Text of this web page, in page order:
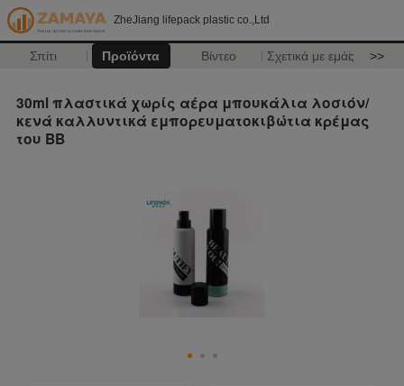
ZheJiang lifepack plastic co.,Ltd
Σπίτι Προϊόντα Βίντεο Σχετικά με εμάς >>
30ml πλαστικά χωρίς αέρα μπουκάλια λοσιόν/
κενά καλλυντικά εμπορευματοκιβώτια κρέμας
του BB